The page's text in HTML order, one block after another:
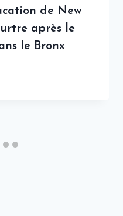
de New
après le
le Bronx